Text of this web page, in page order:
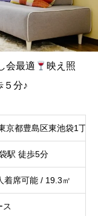
会最適
映え照
５分♪
京都豊島区東池袋1丁目
駅 徒歩5分
着席可能 / 19.3㎡
ス